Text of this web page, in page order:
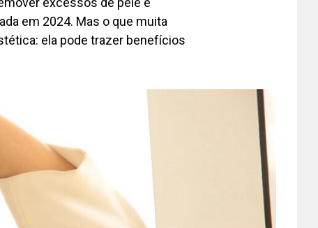
em 2024. Mas o que muita
ela pode trazer benefícios